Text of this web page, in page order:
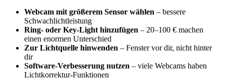
Webcam mit größerem Sensor wählen – bessere
Schwachlichtleistung
Ring- oder Key-Light hinzufügen – 20–100 € machen
einen enormen Unterschied
Zur Lichtquelle hinwenden – Fenster vor dir, nicht hinter
dir
Software-Verbesserung nutzen – viele Webcams haben
Lichtkorrektur-Funktionen